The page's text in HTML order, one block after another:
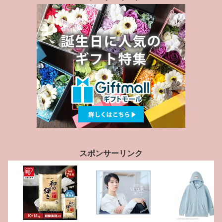
スポンサーリンク